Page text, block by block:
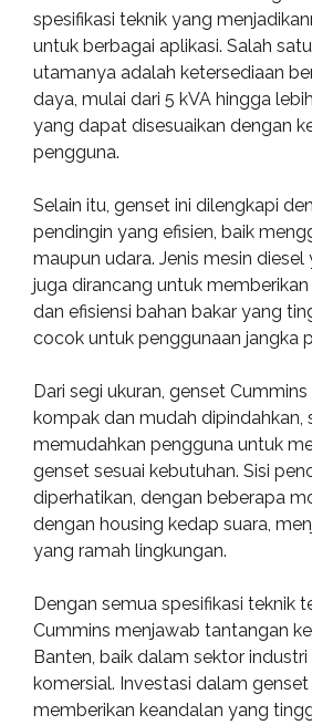
spesifikasi teknik yang
untuk berbagai aplikasi. Salah
utamanya adalah ketersediaan
daya, mulai dari 5 kVA hingga
yang dapat disesuaikan dengan
pengguna.
Selain itu, genset ini dilengkapi
pendingin yang efisien, baik
maupun udara. Jenis mesin diesel
juga dirancang untuk
dan efisiensi bahan bakar yang
cocok untuk penggunaan jangka
Dari segi ukuran, genset
kompak dan mudah dipindahkan,
memudahkan pengguna untuk
genset sesuai kebutuhan. Sisi
diperhatikan, dengan beberapa
dengan housing kedap suara,
yang ramah lingkungan.
Dengan semua spesifikasi teknik
Cummins menjawab tantangan
Banten, baik dalam sektor
komersial. Investasi dalam
memberikan keandalan yang